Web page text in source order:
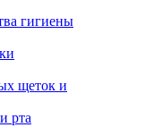
гигиены
щеток и
рта